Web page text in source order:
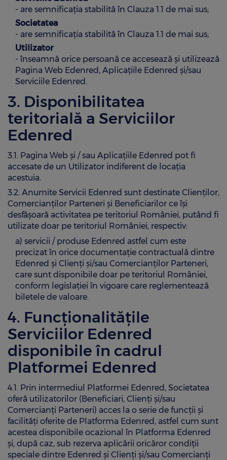
- are semnificația stabilită în Clauza 1.1 de mai sus;
Societatea
- are semnificația stabilită în Clauza 1.1 de mai sus;
Utilizator
- înseamnă orice persoană ce accesează și utilizează
Pagina Web Edenred, Aplicațiile Edenred și/sau
Serviciile Edenred.
3. Disponibilitatea
teritorială a Serviciilor
Edenred
3.1. Pagina Web și / sau Aplicațiile Edenred pot fi
accesate de un Utilizator indiferent de locația
acestuia.
3.2. Anumite Servicii Edenred sunt destinate Clienților,
Comercianților Parteneri și Beneficiarilor ce își
desfășoară activitatea pe teritoriul României, putând fi
utilizate doar pe teritoriul României, respectiv:
a) servicii / produse Edenred astfel cum este
precizat în orice documentație contractuală dintre
Edenred și Clienți și/sau Comercianților Parteneri,
care sunt disponibile doar pe teritoriul României,
conform legislației în vigoare care reglementează
biletele de valoare.
4. Funcționalitățile
Serviciilor Edenred
disponibile în cadrul
Platformei Edenred
4.1. Prin intermediul Platformei Edenred, Societatea
oferă utilizatorilor (Beneficiari, Clienți și/sau
Comercianți Parteneri) acces la o serie de funcții și
facilități oferite de Platforma Edenred, astfel cum sunt
acestea disponibile ocazional în Platforma Edenred
și, după caz, sub rezerva aplicării oricăror condiții
speciale dintre Edenred și Clienți și/sau Comercianți